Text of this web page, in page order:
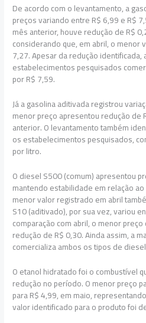
De acordo com o levantamento, a
preços variando entre R$ 6,99 e R$
mês anterior, houve redução de R$
considerando que, em abril, o menor
7,27. Apesar da redução identificada,
estabelecimentos pesquisados
por R$ 7,59.
Já a gasolina aditivada registrou
menor preço apresentou redução de
anterior. O levantamento também
os estabelecimentos pesquisados,
por litro.
O diesel S500 (comum) apresentou
mantendo estabilidade em relação
menor valor registrado em abril
S10 (aditivado), por sua vez, variou
comparação com abril, o menor
redução de R$ 0,30. Ainda assim, a
comercializa ambos os tipos de
O etanol hidratado foi o combustível
redução no período. O menor preço
para R$ 4,99, em maio,
valor identificado para o produto foi